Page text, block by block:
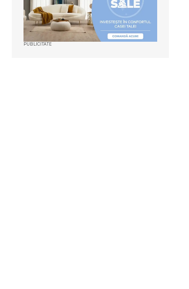
PUBLICITATE